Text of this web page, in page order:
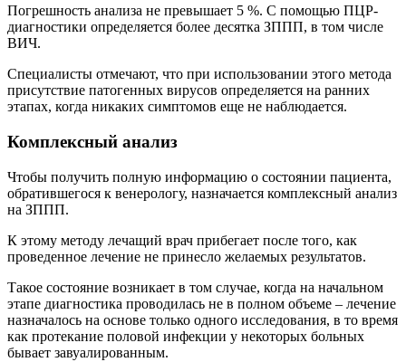
Погрешность анализа не превышает 5 %. С помощью ПЦР-
диагностики определяется более десятка ЗППП, в том числе
ВИЧ.
Специалисты отмечают, что при использовании этого метода
присутствие патогенных вирусов определяется на ранних
этапах, когда никаких симптомов еще не наблюдается.
Комплексный анализ
Чтобы получить полную информацию о состоянии пациента,
обратившегося к венерологу, назначается комплексный анализ
на ЗППП.
К этому методу лечащий врач прибегает после того, как
проведенное лечение не принесло желаемых результатов.
Такое состояние возникает в том случае, когда на начальном
этапе диагностика проводилась не в полном объеме – лечение
назначалось на основе только одного исследования, в то время
как протекание половой инфекции у некоторых больных
бывает завуалированным.